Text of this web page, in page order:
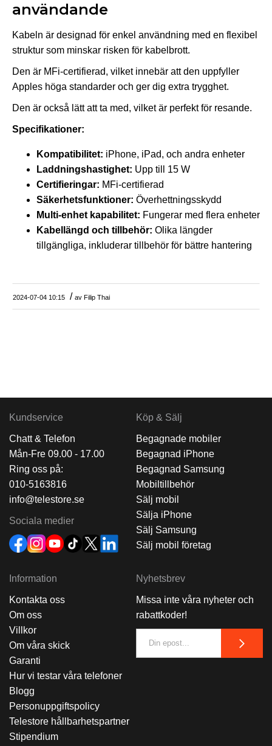
användande
Kabeln är designad för enkel användning med en flexibel
struktur som minskar risken för kabelbrott.
Den är MFi-certifierad, vilket innebär att den uppfyller
Apples höga standarder och ger dig extra trygghet.
Den är också lätt att ta med, vilket är perfekt för resande.
Specifikationer:
Kompatibilitet: iPhone, iPad, och andra enheter
Laddningshastighet: Upp till 15 W
Certifieringar: MFi-certifierad
Säkerhetsfunktioner: Överhettningsskydd
Multi-enhet kapabilitet: Fungerar med flera enheter
Kabellängd och tillbehör: Olika längder
tillgängliga, inkluderar tillbehör för bättre hantering
2024-07-04 10:15 / av Filip Thai
Kundservice
Chatt & Telefon
Mån-Fre 09.00 - 17.00
Ring oss på:
010-5163816
info@telestore.se
Sociala medier
Köp & Sälj
Begagnade mobiler
Begagnad iPhone
Begagnad Samsung
Mobiltillbehör
Sälj mobil
Sälja iPhone
Sälj Samsung
Sälj mobil företag
Information
Kontakta oss
Om oss
Villkor
Om våra skick
Garanti
Hur vi testar våra telefoner
Blogg
Personuppgiftspolicy
Telestore hållbarhetspartner
Stipendium
Nyhetsbrev
Missa inte våra nyheter och
rabattkoder!